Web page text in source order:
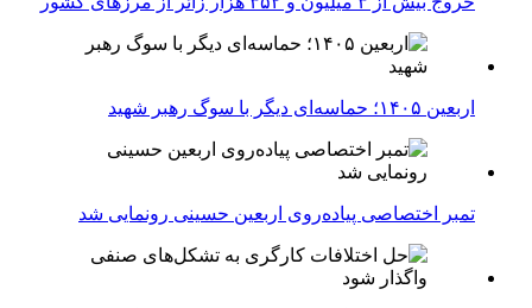
اربعین ۱۴۰۵؛ حماسه‌ای دیگر با سوگ رهبر شهید
تمبر اختصاصی پیاده‌روی اربعین حسینی رونمایی شد